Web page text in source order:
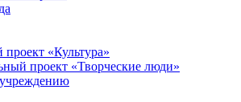
«Культура»
проект «Творческие люди»